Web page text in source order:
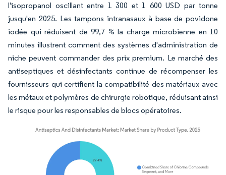
l'isopropanol oscillant entre 1 300 et 1 600 USD par tonne
jusqu'en 2025. Les tampons intranasaux à base de povidone
iodée qui réduisent de 99,7 % la charge microbienne en 10
minutes illustrent comment des systèmes d'administration de
niche peuvent commander des prix premium. Le marché des
antiseptiques et désinfectants continue de récompenser les
fournisseurs qui certifient la compatibilité des matériaux avec
les métaux et polymères de chirurgie robotique, réduisant ainsi
le risque pour les responsables de blocs opératoires.